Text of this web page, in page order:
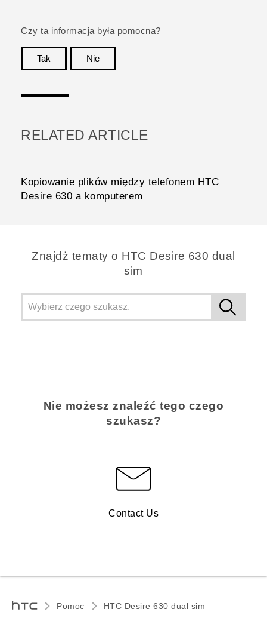
Czy ta informacja była pomocna?
Tak
Nie
RELATED ARTICLE
Kopiowanie plików między telefonem HTC
Desire 630 a komputerem
Znajdż tematy o HTC Desire 630 dual
sim
Nie możesz znaleźć tego czego
szukasz?
Contact Us
Pomoc HTC Desire 630 dual sim‎